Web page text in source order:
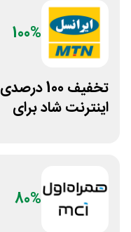
100%
تخفیف 100 درصدی
اینترنت شاد برای
80%